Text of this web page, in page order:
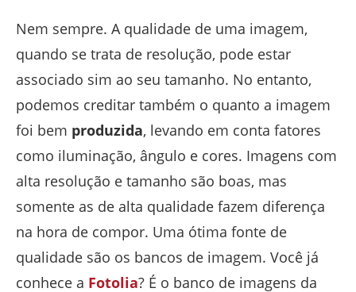
Nem sempre. A qualidade de uma imagem,
quando se trata de resolução, pode estar
associado sim ao seu tamanho. No entanto,
podemos creditar também o quanto a imagem
foi bem produzida, levando em conta fatores
como iluminação, ângulo e cores. Imagens com
alta resolução e tamanho são boas, mas
somente as de alta qualidade fazem diferença
na hora de compor. Uma ótima fonte de
qualidade são os bancos de imagem. Você já
conhece a Fotolia? É o banco de imagens da